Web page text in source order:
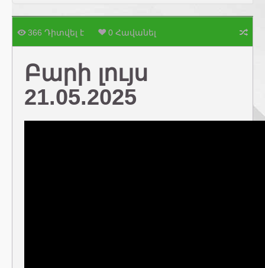
366 Դիտվել է 0 Հավանել
Բարի լույս
21.05.2025